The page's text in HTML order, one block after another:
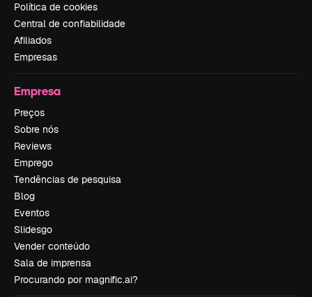
Política de cookies
Central de confiabilidade
Afiliados
Empresas
Empresa
Preços
Sobre nós
Reviews
Emprego
Tendências de pesquisa
Blog
Eventos
Slidesgo
Vender conteúdo
Sala de imprensa
Procurando por magnific.ai?